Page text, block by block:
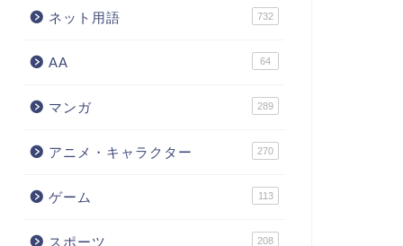
ネット用語 732
AA 64
マンガ 289
アニメ・キャラクター 270
ゲーム 113
スポーツ 208